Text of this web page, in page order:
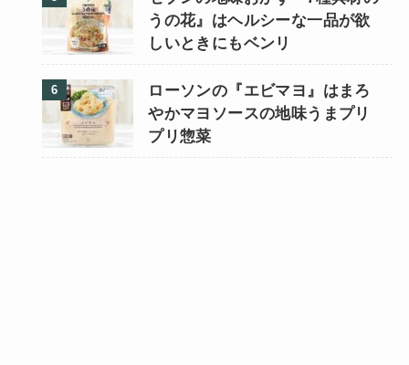
うの花』はヘルシーな一品が欲
しいときにもベンリ
ローソンの『エビマヨ』はまろ
やかマヨソースの地味うまプリ
プリ惣菜